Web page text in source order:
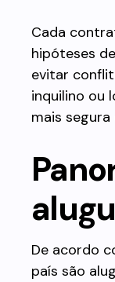
Cada
hipóteses
evitar
inquilino ou
mais
De acordo
país são